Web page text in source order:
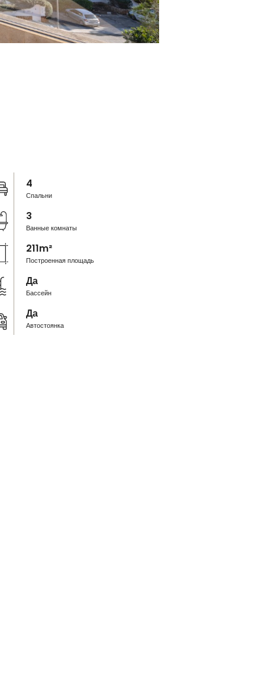
4
Спальни
3
Ванные комнаты
211m²
Построенная площадь
Да
Бассейн
Да
Автостоянка